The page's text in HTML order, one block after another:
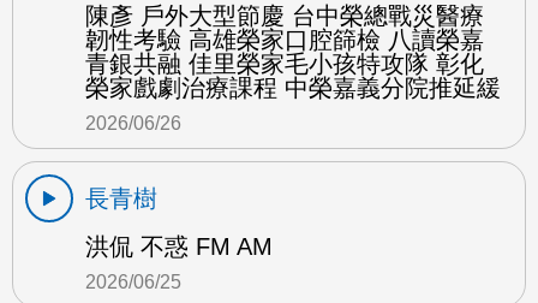
陳彥 戶外大型節慶 台中榮總戰災醫療
韌性考驗 高雄榮家口腔篩檢 八讀榮嘉
青銀共融 佳里榮家毛小孩特攻隊 彰化
榮家戲劇治療課程 中榮嘉義分院推延緩
2026/06/26
長青樹
洪侃 不惑 FM AM
2026/06/25